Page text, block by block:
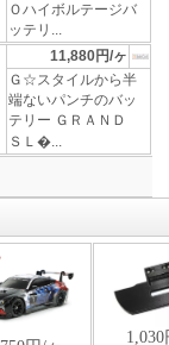
Ｏハイボルテージバ
ッテリ...
11,880円/ヶ
Ｇ☆スタイルから半
端ないパンチのバッ
テリー ＧＲＡＮＤ
ＳＬ�...